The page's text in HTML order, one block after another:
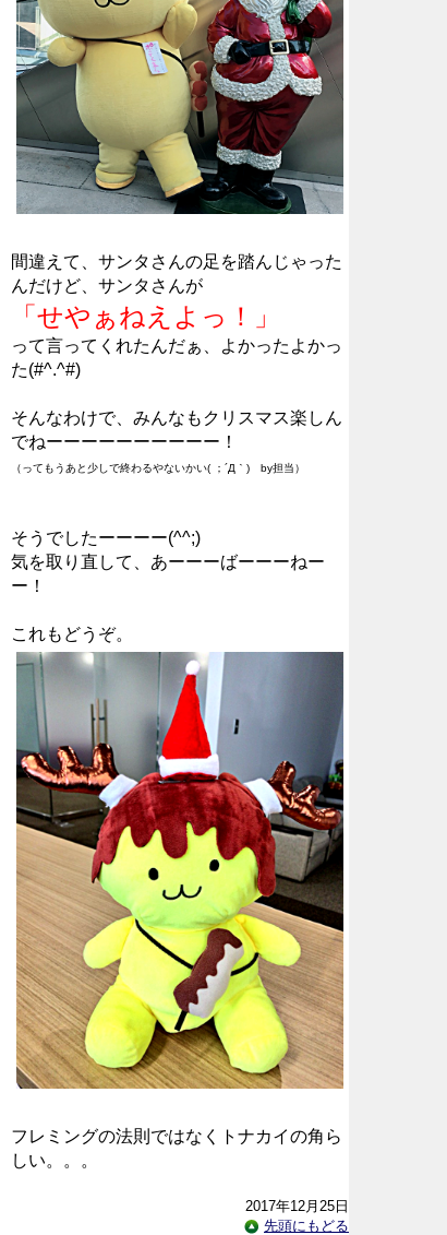
間違えて、サンタさんの足を踏んじゃった
んだけど、サンタさんが
「せやぁねえよっ！」
って言ってくれたんだぁ、よかったよかっ
た(#^.^#)
そんなわけで、みんなもクリスマス楽しん
でねーーーーーーーーーー！
（ってもうあと少しで終わるやないかい( ；´Д｀) by担当）
そうでしたーーーー(^^;)
気を取り直して、あーーーばーーーねー
ー！
これもどうぞ。
フレミングの法則ではなくトナカイの角ら
しい。。。
2017年12月25日
先頭にもどる